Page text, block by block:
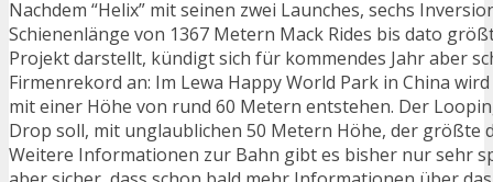
Nachdem “Helix” mit seinen zwei Launches, sechs
Schienenlänge von 1367 Metern Mack Rides bis dato
Projekt darstellt, kündigt sich für kommendes Jahr aber
Firmenrekord an: Im Lewa Happy World Park in China
mit einer Höhe von rund 60 Metern entstehen. Der
Drop soll, mit unglaublichen 50 Metern Höhe, der größte
Weitere Informationen zur Bahn gibt es bisher nur sehr